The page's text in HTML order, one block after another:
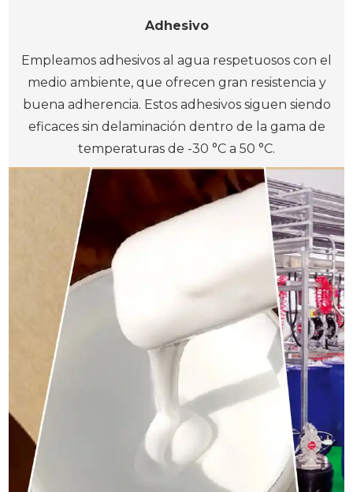
Adhesivo
Empleamos adhesivos al agua respetuosos con el
medio ambiente, que ofrecen gran resistencia y
buena adherencia. Estos adhesivos siguen siendo
eficaces sin delaminación dentro de la gama de
temperaturas de -30 °C a 50 °C.